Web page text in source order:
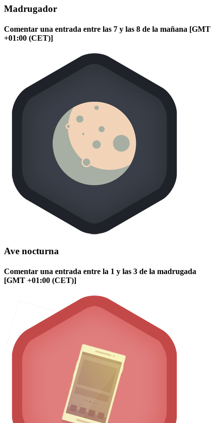
Madrugador
Comentar una entrada entre las 7 y las 8 de la mañana [GMT
+01:00 (CET)]
Ave nocturna
Comentar una entrada entre la 1 y las 3 de la madrugada
[GMT +01:00 (CET)]